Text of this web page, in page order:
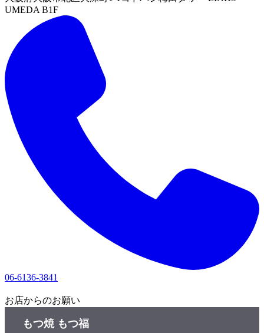
UMEDA B1F
06-6136-3841
お店からのお願い
もつ焼 もつ福